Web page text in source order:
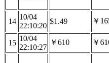
14
10/04
22:10:20
$1.49 ￥
15
10/04
22:10:27
￥610 ￥